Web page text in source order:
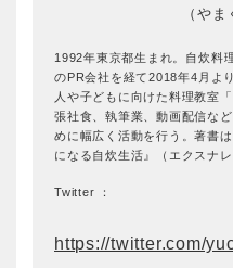
（やま
1992年東京都生まれ。自炊料
のPR会社を経て2018年4月よ
人や子どもに向けた料理教室
張社食、執筆業、動画配信な
めに幅広く活動を行う。著書
になる自炊生活』（エクスナレ
Twitter ：
https://twitter.com/